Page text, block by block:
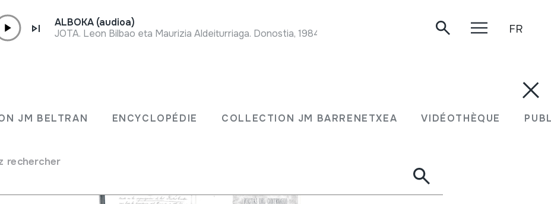
JM BELTRAN ENCYCLOPÉDIE COLLECTION JM BARRENETXEA VIDÉOTHÈQUE
rechercher
ALBOKA (audioa)
JOTA. Leon Bilbao eta Maurizia Aldeiturriaga. Donostia, 1984.
FR